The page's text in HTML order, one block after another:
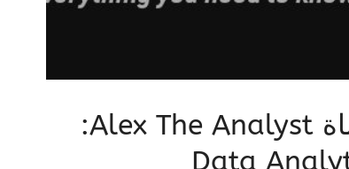
تعلم تحليل البيانات مجاناً مع قناة Alex The Analyst: